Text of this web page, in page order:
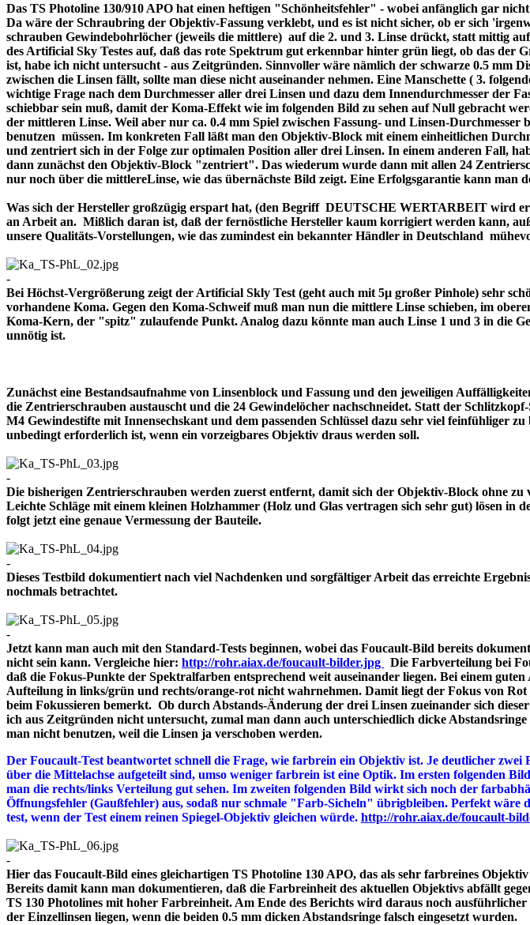
Das TS Photoline 130/910 APO hat einen heftigen "Schönheitsfehler" - wobei anfänglich gar
Da wäre der Schraubring der Objektiv-Fassung verklebt, und es ist nicht sicher, ob er sich
schrauben Gewindebohrlöcher (jeweils die mittlere) auf die 2. und 3. Linse drückt, statt mittig
des Artificial Sky Testes auf, daß das rote Spektrum gut erkennbar hinter grün liegt, ob das der
ist, habe ich nicht untersucht - aus Zeitgründen. Sinnvoller wäre nämlich der schwarze 0.5 mm
zwischen die Linsen fällt, sollte man diese nicht auseinander nehmen. Eine Manschette ( 3.
wichtige Frage nach dem Durchmesser aller drei Linsen und dazu dem Innendurchmesser der
schiebbar sein muß, damit der Koma-Effekt wie im folgenden Bild zu sehen auf Null gebracht
der mittleren Linse. Weil aber nur ca. 0.4 mm Spiel zwischen Fassung- und Linsen-
benutzen müssen. Im konkreten Fall läßt man den Objektiv-Block mit einem einheitlichen
und zentriert sich in der Folge zur optimalen Position aller drei Linsen. In einem anderen Fall,
dann zunächst den Objektiv-Block "zentriert". Das wiederum wurde dann mit allen 24
nur noch über die mittlereLinse, wie das übernächste Bild zeigt. Eine Erfolgsgarantie kann man
Was sich der Hersteller großzügig erspart hat, (den Begriff DEUTSCHE WERTARBEIT wird
an Arbeit an. Mißlich daran ist, daß der fernöstliche Hersteller kaum korrigiert werden kann,
unsere Qualitäts-Vorstellungen, wie das zumindest ein bekannter Händler in Deutschland
-
Bei Höchst-Vergrößerung zeigt der Artificial Skly Test (geht auch mit 5µ großer Pinhole) sehr
vorhandene Koma. Gegen den Koma-Schweif muß man nun die mittlere Linse schieben, im
Koma-Kern, der "spitz" zulaufende Punkt. Analog dazu könnte man auch Linse 1 und 3 in die
unnötig ist.
Zunächst eine Bestandsaufnahme von Linsenblock und Fassung und den jeweiligen
die Zentrierschrauben austauscht und die 24 Gewindelöcher nachschneidet. Statt der
M4 Gewindestifte mit Innensechskant und dem passenden Schlüssel dazu sehr viel feinfühliger
unbedingt erforderlich ist, wenn ein vorzeigbares Objektiv draus werden soll.
-
Die bisherigen Zentrierschrauben werden zuerst entfernt, damit sich der Objektiv-Block ohne zu
Leichte Schläge mit einem kleinen Holzhammer (Holz und Glas vertragen sich sehr gut) lösen in
folgt jetzt eine genaue Vermessung der Bauteile.
-
Dieses Testbild dokumentiert nach viel Nachdenken und sorgfältiger Arbeit das erreichte
nochmals betrachtet.
-
Jetzt kann man auch mit den Standard-Tests beginnen, wobei das Foucault-Bild bereits
nicht sein kann. Vergleiche hier: http://rohr.aiax.de/foucault-bilder.jpg
Die Farbverteilung bei
daß die Fokus-Punkte der Spektralfarben entsprechend weit auseinander liegen. Bei einem
Aufteilung in links/grün und rechts/orange-rot nicht wahrnehmen. Damit liegt der Fokus von
beim Fokussieren bemerkt. Ob durch Abstands-Änderung der drei Linsen zueinander sich
ich aus Zeitgründen nicht untersucht, zumal man dann auch unterschiedlich dicke
man nicht benutzen, weil die Linsen ja verschoben werden.
Der Foucault-Test beantwortet schnell die Frage, wie farbrein ein Objektiv ist. Je deutlicher zwei
über die Mittelachse aufgeteilt sind, umso weniger farbrein ist eine Optik. Im ersten folgenden
man die rechts/links Verteilung gut sehen. Im zweiten folgenden Bild wirkt sich noch der
Öffnungsfehler (Gaußfehler) aus, sodaß nur schmale "Farb-Sicheln" übrigbleiben. Perfekt wäre
test, wenn der Test einem reinen Spiegel-Objektiv gleichen würde. http://rohr.aiax.de/foucault-
-
Hier das Foucault-Bild eines gleichartigen TS Photoline 130 APO, das als sehr farbreines
Bereits damit kann man dokumentieren, daß die Farbreinheit des aktuellen Objektivs abfällt
TS 130 Photolines mit hoher Farbreinheit. Am Ende des Berichts wird daraus noch ausführlicher
der Einzellinsen liegen, wenn die beiden 0.5 mm dicken Abstandsringe falsch